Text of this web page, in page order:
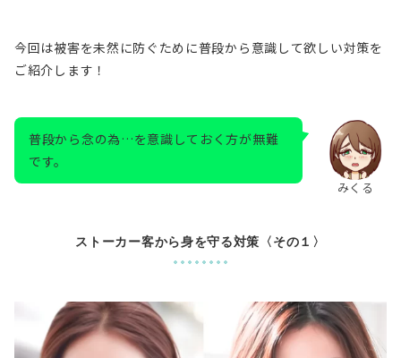
今回は被害を未然に防ぐために普段から意識して欲しい対策を
ご紹介します！
みくる
普段から念の為…を意識しておく方が無難
です。
ストーカー客から身を守る対策〈その１〉